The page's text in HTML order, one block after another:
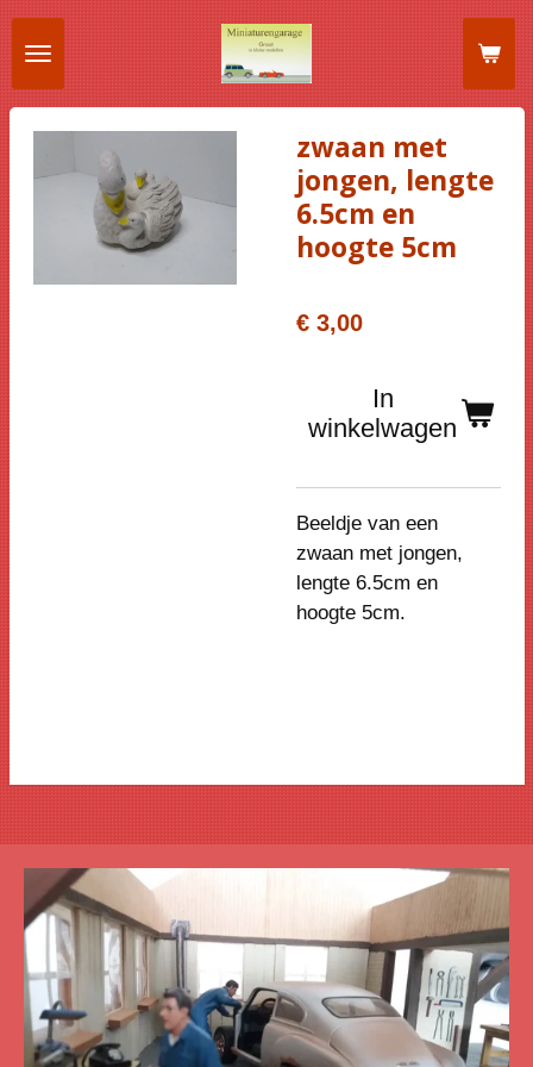
Ga
direct
naar
de
zwaan met
jongen, lengte
6.5cm en
hoogte 5cm
€ 3,00
In
winkelwagen
Beeldje van een
zwaan met jongen,
lengte 6.5cm en
hoogte 5cm.